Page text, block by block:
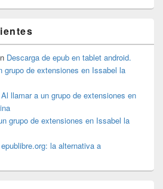
Descarga de epub en tablet android.
grupo de extensiones en Issabel la
Al llamar a un grupo de extensiones en
grupo de extensiones en Issabel la
epublibre.org: la alternativa a